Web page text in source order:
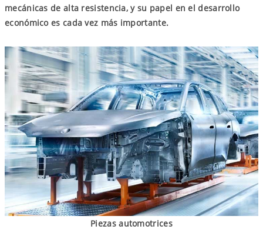
mecánicas de alta resistencia, y su papel en el desarrollo
económico es cada vez más importante.
Piezas automotrices